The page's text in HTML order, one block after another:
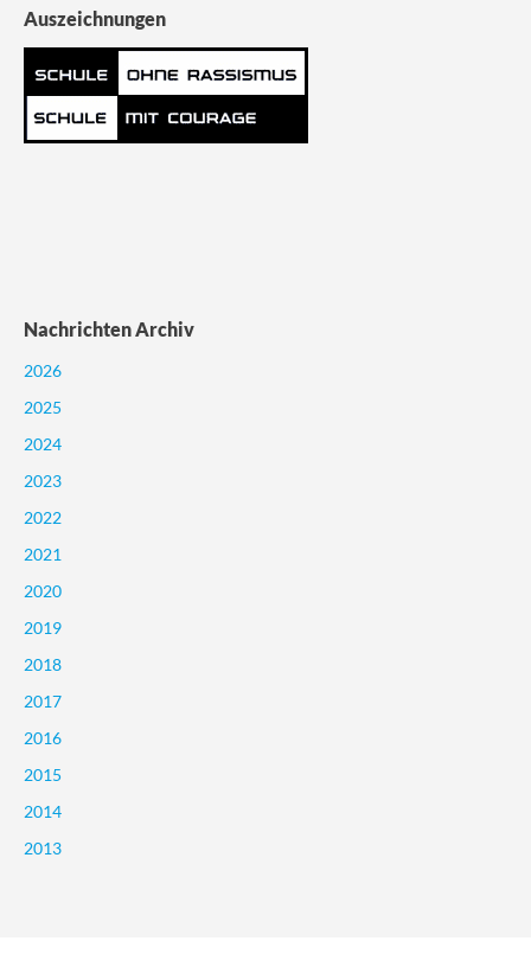
Auszeichnungen
Nachrichten Archiv
2026
2025
2024
2023
2022
2021
2020
2019
2018
2017
2016
2015
2014
2013